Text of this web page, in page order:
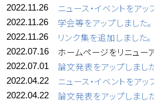
2022.11.26 ニュース・イベントをアッ
2022.11.26 学会等をアップしました。
2022.11.26 リンク集を追加しました。
2022.07.16 ホームページをリニュー
2022.07.01 論文発表をアップしまし
2022.04.22 ニュース・イベントをアッ
2022.04.22 論文発表をアップしまし